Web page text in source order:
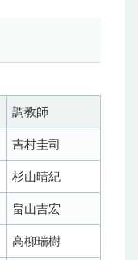
調教師
吉村圭司
杉山晴紀
畠山吉宏
高柳瑞樹